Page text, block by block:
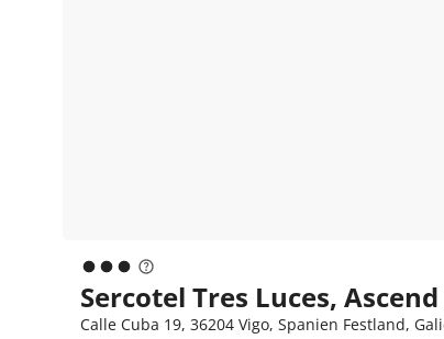
Sercotel Tres Luces,
Calle Cuba 19, 36204 Vigo, Spanien Festland,